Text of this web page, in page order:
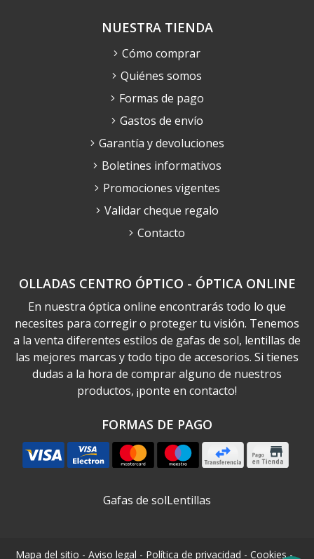
OLLADAS CENTRO ÓPTICO - ÓPTICA ONLINE
En nuestra óptica online encontrarás todo lo que
necesites para corregir o proteger tu visión. Tenemos
a la venta diferentes estilos de gafas de sol, lentillas de
las mejores marcas y todo tipo de accesorios. Si tienes
dudas a la hora de comprar alguno de nuestros
productos, ¡ponte en contacto!
FORMAS DE PAGO
NUESTRA TIENDA
Cómo comprar
Quiénes somos
Formas de pago
Gastos de envío
Garantía y devoluciones
Boletines informativos
Promociones vigentes
Validar cheque regalo
Contacto
Gafas de solLentillas
Mapa del sitio - Aviso legal - Política de privacidad - Cookies-